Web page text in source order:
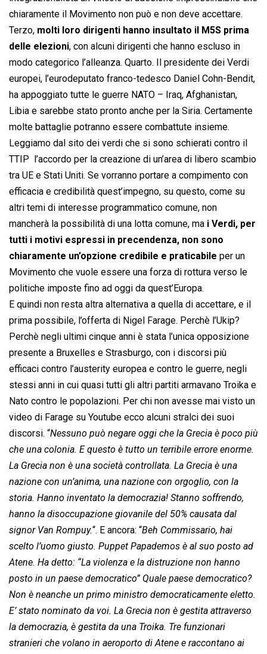
chiaramente il Movimento non può e non deve accettare.
Terzo, molti loro dirigenti hanno insultato il M5S prima
delle elezioni, con alcuni dirigenti che hanno escluso in
modo categorico l’alleanza. Quarto. Il presidente dei Verdi
europei, l’eurodeputato franco-tedesco Daniel Cohn-Bendit,
ha appoggiato tutte le guerre NATO – Iraq, Afghanistan,
Libia e sarebbe stato pronto anche per la Siria. Certamente
molte battaglie potranno essere combattute insieme.
Leggiamo dal sito dei verdi che si sono schierati contro il
TTIP  l’accordo per la creazione di un’area di libero scambio
tra UE e Stati Uniti. Se vorranno portare a compimento con
efficacia e credibilità quest’impegno, su questo, come su
altri temi di interesse programmatico comune, non
mancherà la possibilità di una lotta comune, ma i Verdi, per
tutti i motivi espressi in precendenza, non sono
chiaramente un’opzione credibile e praticabile per un
Movimento che vuole essere una forza di rottura verso le
politiche imposte fino ad oggi da quest’Europa.
E quindi non resta altra alternativa a quella di accettare, e il
prima possibile, l’offerta di Nigel Farage. Perchè l’Ukip?
Perchè negli ultimi cinque anni è stata l’unica opposizione
presente a Bruxelles e Strasburgo, con i discorsi più
efficaci contro l’austerity europea e contro le guerre, negli
stessi anni in cui quasi tutti gli altri partiti armavano Troika e
Nato contro le popolazioni. Per chi non avesse mai visto un
video di Farage su Youtube ecco alcuni stralci dei suoi
discorsi. “Nessuno può negare oggi che la Grecia è poco più
che una colonia. E questo è tutto un terribile errore enorme.
La Grecia non è una società controllata. La Grecia è una
nazione con un’anima, una nazione con orgoglio, con la
storia. Hanno inventato la democrazia! Stanno soffrendo,
hanno la disoccupazione giovanile del 50% causata dal
signor Van Rompuy.“. E ancora: “Beh Commissario, hai
scelto l’uomo giusto. Puppet Papademos è al suo posto ad
Atene. Ha detto: “La violenza e la distruzione non hanno
posto in un paese democratico” Quale paese democratico?
Non è neanche un primo ministro democraticamente eletto.
E’ stato nominato da voi. La Grecia non è gestita attraverso
la democrazia, è gestita da una Troika. Tre funzionari
stranieri che volano in aeroporto di Atene e raccontano ai